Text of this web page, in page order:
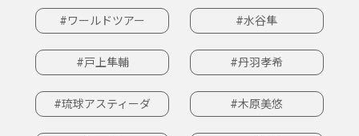
#ワールドツアー #水谷隼
#戸上隼輔 #丹羽孝希
#琉球アスティーダ #木原美悠